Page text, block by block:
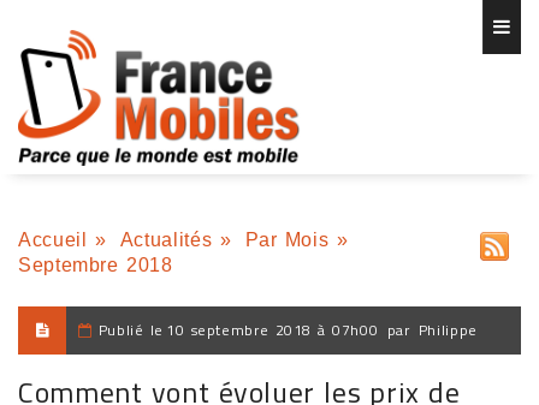
Accueil » Actualités » Par Mois »
Septembre 2018
Publié le 10 septembre 2018 à 07h00 par Philippe
Comment vont évoluer les prix de